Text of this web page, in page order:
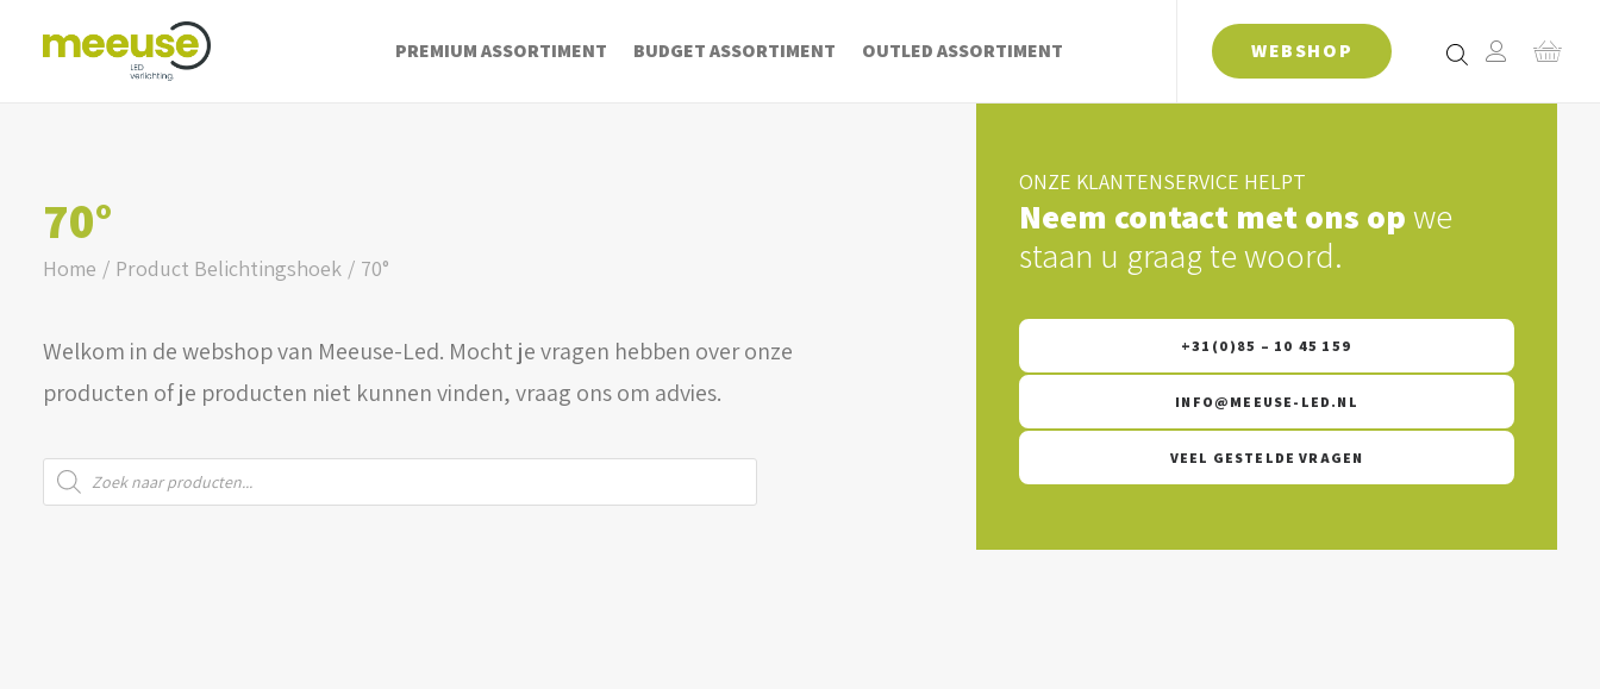
PREMIUM ASSORTIMENT BUDGET ASSORTIMENT OUTLED ASSORTIMENT WEBSHOP
70°
Home Product Belichtingshoek 70°
Welkom in de webshop van Meeuse-Led. Mocht je vragen hebben over onze
producten of je producten niet kunnen vinden, vraag ons om advies.
Producten
zoeken
ONZE KLANTENSERVICE HELPT
Neem contact met ons opwe
staan u graag te woord.
+31(0)85 – 10 45 159
INFO@MEEUSE-LED.NL
VEEL GESTELDE VRAGEN